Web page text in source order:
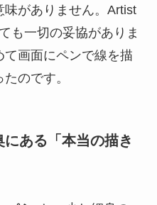
味がありません。Artist
も一切の妥協がありま
画面にペンで線を描
のです。
ある「本当の描き